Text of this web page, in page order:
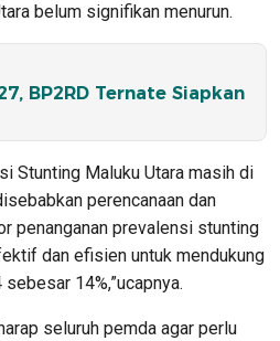
belum signifikan menurun.
BP2RD Ternate Siapkan
Stunting Maluku Utara masih di
perencanaan dan
penanganan prevalensi stunting
dan efisien untuk mendukung
14%,”ucapnya.
seluruh pemda agar perlu